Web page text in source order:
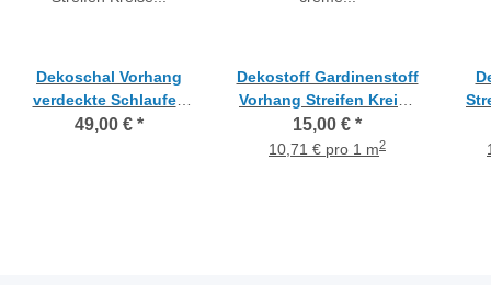
Dekoschal Vorhang
verdeckte Schlaufen
Streifen Kreise creme
49,00 € *
Dekostoff Gardinenstoff
Vorhang Streifen Kreise
creme grau anthrazit
blickdicht, Meterware
15,00 € *
10,71 € pro 1 m2